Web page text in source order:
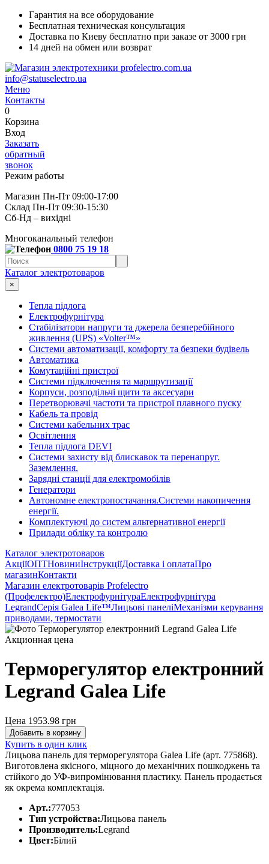
Гарантия на все оборудование
Бесплатная техническая консультация
Доставка по Киеву бесплатно при заказе от 3000 грн
14 дней на обмен или возврат
info@statuselectro.ua
Меню
Контакты
0
Корзина
Вход
Заказать
обратный
звонок
Режим работы
Магазин Пн-Пт 09:00-17:00
Склад Пн-Пт 09:30-15:30
Сб-Нд – вихідні
Многоканальный телефон
0800 75 19 18
Каталог электротоваров
×
Тепла підлога
Електрофурнітура
Cтабілізатори напруги та джерела безперебійного
живлення (UPS) «Volter™»
Системи автоматизації, комфорту та безпеки будівель
Автоматика
Комутаційні пристрої
Системи підключення та маршрутизації
Корпуси, розподільчі щити та аксесуари
Перетворювачі частоти та пристрої плавного пуску
Кабель та провід
Системи кабельних трас
Освітлення
Тепла підлога DEVI
Системи захисту від блискавок та перенапруг.
Заземлення.
Зарядні станції для електромобілів
Генератори
Автономне електропостачання.Системи накопичення
енергії.
Комплектуючі до систем альтернативної енергії
Прилади обліку та контролю
Каталог электротоваров
АкціїОПТНовиниІнструкціїДоставка і оплатаПро
магазинКонтакти
Магазин електротоварів Profelectro
(Профелектро)ЕлектрофурнітураЕлектрофурнітура
LegrandСерія Galea Life™Лицьові панеліМеханізми керування
приводами, термостати
Акционная цена
Терморегулятор електронний
Legrand Galea Life
Цена 1953.98 грн
Добавить в корзину
Купить в один клик
Лицьова панель для терморегулятора Galea Life (арт. 775868).
Виготовлена якісного, міцного до механічних пошкоджень та
стійкого до УФ-випромінювання пластику. Панель продається
як окрема комплектація.
Арт.:777053
Тип устройства:Лицьова панель
Производитель:Legrand
Цвет:Білий